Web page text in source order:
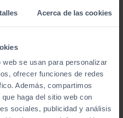
Acerca de las cookies
se usan para personalizar
ofrecer funciones de redes
Además, compartimos
haga del sitio web con
sociales, publicidad y análisis
en la guantera